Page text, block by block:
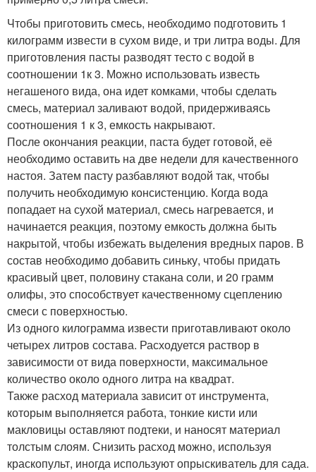
Чтобы приготовить смесь, необходимо подготовить 1
килограмм извести в сухом виде, и три литра воды. Для
приготовления пасты разводят тесто с водой в
соотношении 1к 3. Можно использовать известь
негашеного вида, она идет комками, чтобы сделать
смесь, материал заливают водой, придерживаясь
соотношения 1 к 3, емкость накрывают.
После окончания реакции, паста будет готовой, её
необходимо оставить на две недели для качественного
настоя. Затем пасту разбавляют водой так, чтобы
получить необходимую консистенцию. Когда вода
попадает на сухой материал, смесь нагревается, и
начинается реакция, поэтому емкость должна быть
накрытой, чтобы избежать выделения вредных паров. В
состав необходимо добавить синьку, чтобы придать
красивый цвет, половину стакана соли, и 20 грамм
олифы, это способствует качественному сцеплению
смеси с поверхностью.
Из одного килограмма извести приготавливают около
четырех литров состава. Расходуется раствор в
зависимости от вида поверхности, максимальное
количество около одного литра на квадрат.
Также расход материала зависит от инструмента,
которым выполняется работа, тонкие кисти или
макловицы оставляют подтеки, и наносят материал
толстым слоям. Снизить расход можно, используя
краскопульт, иногда используют опрыскиватель для сада.